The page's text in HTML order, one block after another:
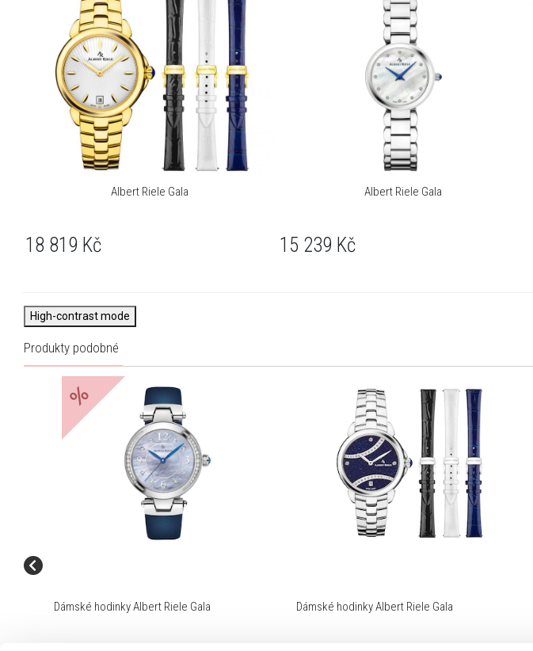
Albert Riele Gala
18 819 Kč
Albert Riele Gala
15 239 Kč
High-contrast mode
Produkty podobné
%
Dámské hodinky Albert Riele Gala Dámské hodinky Albert Riele Gala